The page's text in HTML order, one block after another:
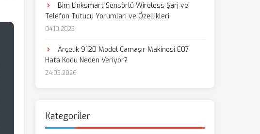
Bim Linksmart Sensörlü Wireless Şarj ve
Telefon Tutucu Yorumları ve Özellikleri
04.10.2023
Arçelik 9120 Model Çamaşır Makinesi E07
Hata Kodu Neden Veriyor?
24.03.2026
Kategoriler